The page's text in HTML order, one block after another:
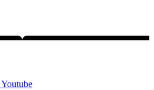
Youtube